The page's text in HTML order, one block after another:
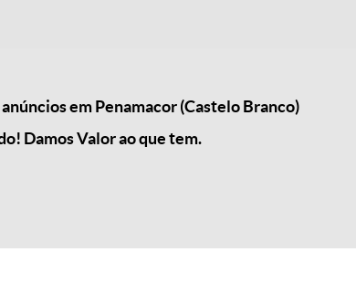
em Penamacor (Castelo Branco)
Damos Valor ao que tem.